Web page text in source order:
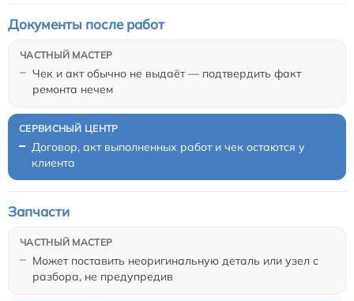
Чек и акт обычно не выдаёт — подтвердить факт
ремонта нечем
Документы после работ
Договор, акт выполненных работ и чек остаются у
клиента
Может поставить неоригинальную деталь или узел с
разбора, не предупредив
Запчасти